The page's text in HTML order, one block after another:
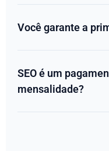
Você garante a
SEO é um
mensalidade?